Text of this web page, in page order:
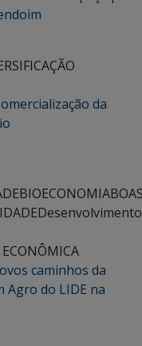
da
BIOECONOMIA
Desenvolvimento
ECONÔMICA
caminhos da
Agro do LIDE na